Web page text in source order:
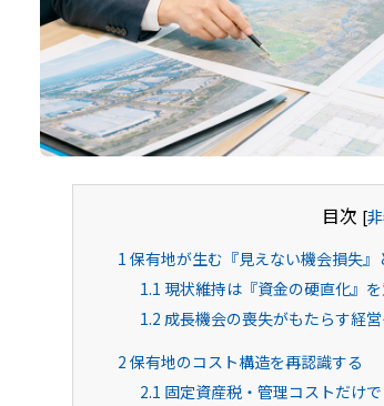
目次 [
1 保有地が生む『見えない機会損失』
1.1 現状維持は『資金の硬直化』
1.2 成長機会の喪失がもたらす経
2 保有地のコスト構造を再認識する
2.1 固定資産税・管理コストだけ